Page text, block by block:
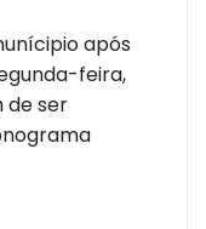
após
feira,
de ser